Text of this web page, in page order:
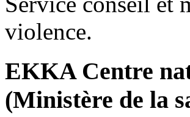
violence.
EKKA Centre
(Ministère de la